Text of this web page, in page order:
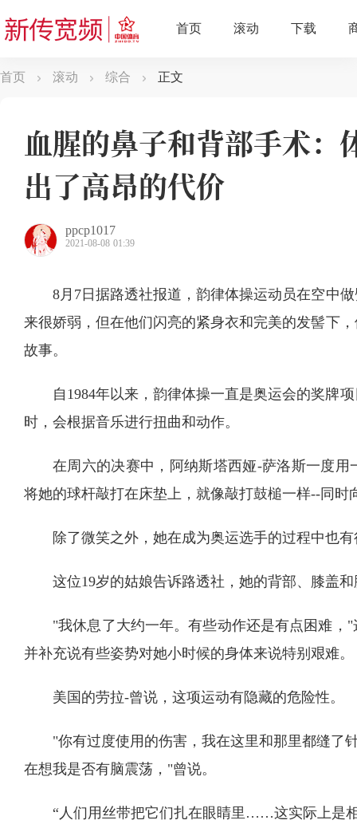
首页 滚动 综合 正文
血腥的鼻子和背部手术：
出了高昂的代价
ppcp1017
2021-08-08 01:39
8月7日据路透社报道，韵律体操运动员在空中
来很娇弱，但在他们闪亮的紧身衣和完美的发髻下
故事。
自1984年以来，韵律体操一直是奥运会的奖牌
时，会根据音乐进行扭曲和动作。
在周六的决赛中，阿纳斯塔西娅-萨洛斯一度
将她的球杆敲打在床垫上，就像敲打鼓槌一样--同时
除了微笑之外，她在成为奥运选手的过程中也
这位19岁的姑娘告诉路透社，她的背部、膝盖
"我休息了大约一年。有些动作还是有点困难，
并补充说有些姿势对她小时候的身体来说特别艰难。
美国的劳拉-曾说，这项运动有隐藏的危险性。
"你有过度使用的伤害，我在这里和那里都缝了
在想我是否有脑震荡，"曾说。
“人们用丝带把它们扎在眼睛里……这实际上是